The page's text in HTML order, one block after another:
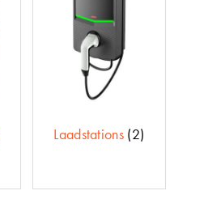
Laadstations (2)